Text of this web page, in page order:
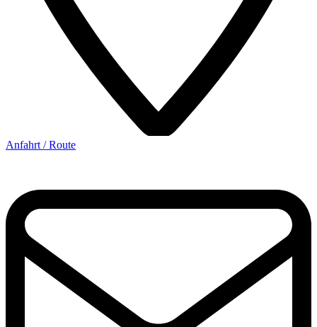
Anfahrt / Route